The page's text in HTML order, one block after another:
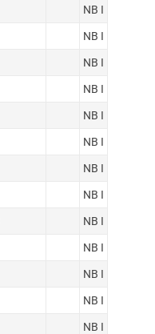
NB I
NB I
NB I
NB I
NB I
NB I
NB I
NB I
NB I
NB I
NB I
NB I
NB I